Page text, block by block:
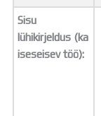
Sisu
lühikirjeldus (ka
iseseisev töö):